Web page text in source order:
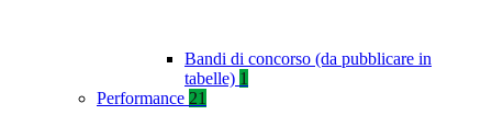
Bandi di concorso (da pubblicare in
tabelle) 1
Performance 21